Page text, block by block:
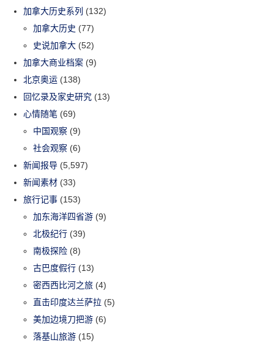
加拿大历史系列 (132)
加拿大历史 (77)
史说加拿大 (52)
加拿大商业档案 (9)
北京奥运 (138)
回忆录及家史研究 (13)
心情随笔 (69)
中国观察 (9)
社会观察 (6)
新闻报导 (5,597)
新闻素材 (33)
旅行记事 (153)
加东海洋四省游 (9)
北极纪行 (39)
南极探险 (8)
古巴度假行 (13)
密西西比河之旅 (4)
直击印度达兰萨拉 (5)
美加边境刀把游 (6)
落基山旅游 (15)